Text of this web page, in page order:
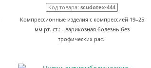
Код товара:scudotex-444
Компрессионные изделия с компрессией 19–25
мм рт. ст.: - варикозная болезнь без
трофических рас..